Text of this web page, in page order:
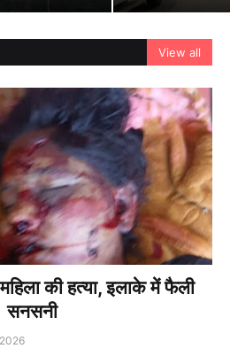
View all
की हत्या, इलाके में फैली
सनसनी